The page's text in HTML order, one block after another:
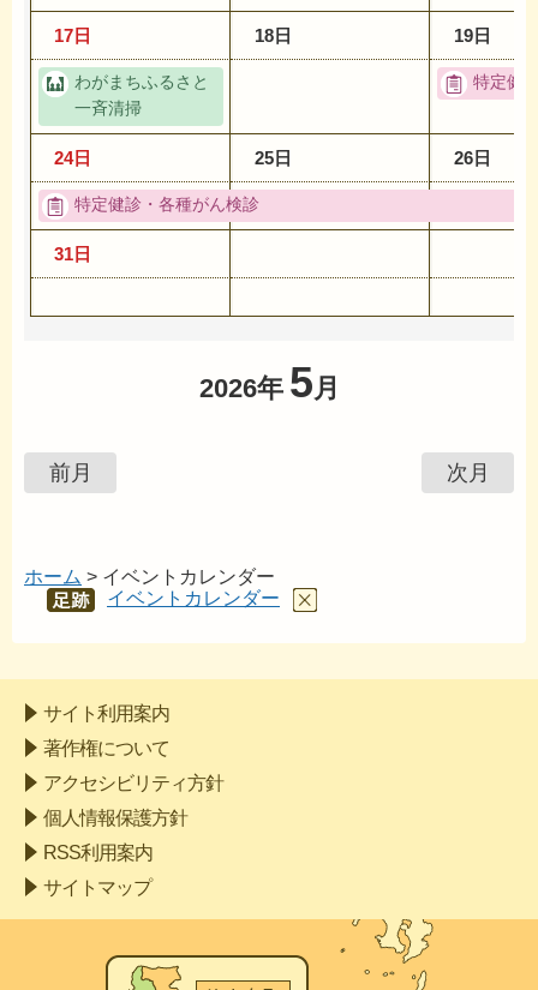
17日 18日 19日
わがまちふるさと
一斉清掃
特定健
24日 25日 26日
特定健診・各種がん検診
31日
前月
2026年 5 月
次月
ホーム > イベントカレンダー
あし
イベントカレンダー
サイト利用案内
著作権について
アクセシビリティ方針
個人情報保護方針
RSS利用案内
サイトマップ